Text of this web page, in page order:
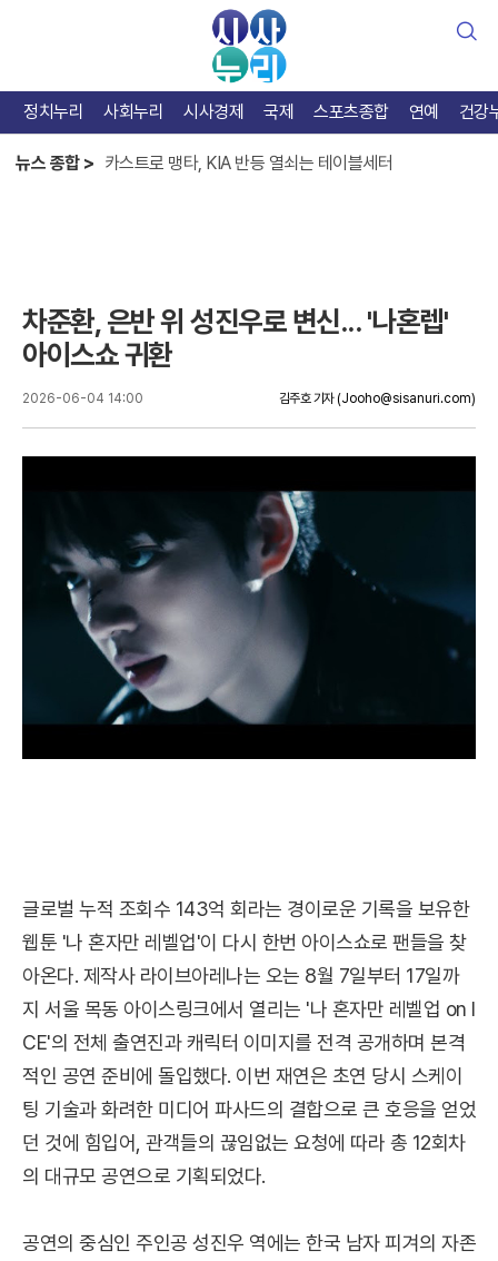
검
정치누리 사회누리 시사경제 국제 스포츠종합 연예 건강
뉴스 종합 >
케인, 토트넘 복귀 거절? 1236억 잭팟 터진다
카스트로 맹타, KIA 반등 열쇠는 테이블세터
이강인 없는 아틀레티코, 맨유에 1-2 역전패 충격
차준환, 은반 위 성진우로 변신... '나혼렙'
아이스쇼 귀환
2026-06-04 14:00 김주호 기자 (Jooho@sisanuri.com)
글로벌 누적 조회수 143억 회라는 경이로운 기록을 보유한
웹툰 '나 혼자만 레벨업'이 다시 한번 아이스쇼로 팬들을 찾
아온다. 제작사 라이브아레나는 오는 8월 7일부터 17일까
지 서울 목동 아이스링크에서 열리는 '나 혼자만 레벨업 on I
CE'의 전체 출연진과 캐릭터 이미지를 전격 공개하며 본격
적인 공연 준비에 돌입했다. 이번 재연은 초연 당시 스케이
팅 기술과 화려한 미디어 파사드의 결합으로 큰 호응을 얻었
던 것에 힘입어, 관객들의 끊임없는 요청에 따라 총 12회차
의 대규모 공연으로 기획되었다.
공연의 중심인 주인공 성진우 역에는 한국 남자 피겨의 자존